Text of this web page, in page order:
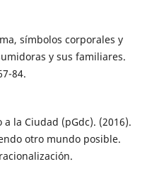
símbolos corporales y
y sus familiares.
84.
la Ciudad (pGdc). (2016).
otro mundo posible.